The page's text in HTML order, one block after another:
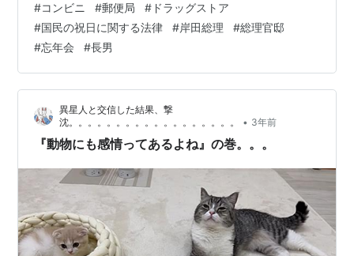
そ50代なのか。はたまた、現在60代、70代なのか謎です
が。 今、郵便局員の定年が気になりGoogle先生に聞いた
ら、『60歳までだった定年を2021年に65歳に引き上げ
た』なそうです。 ということは、70代はないな。 何歳の
人なんやろう？10年経っても全く変わらないってすごく
ない！？ …
#コンビニ #郵便局 # ドラッグストア
#国民の祝日に関する法律 #岸田総理 #総理官邸
#忘年会 #長男
異星人と交信した結果、撃
沈。。。。。。。。。。。。。。。。。。
• 3年前
『動物にも感情ってあるよね』の巻。。。